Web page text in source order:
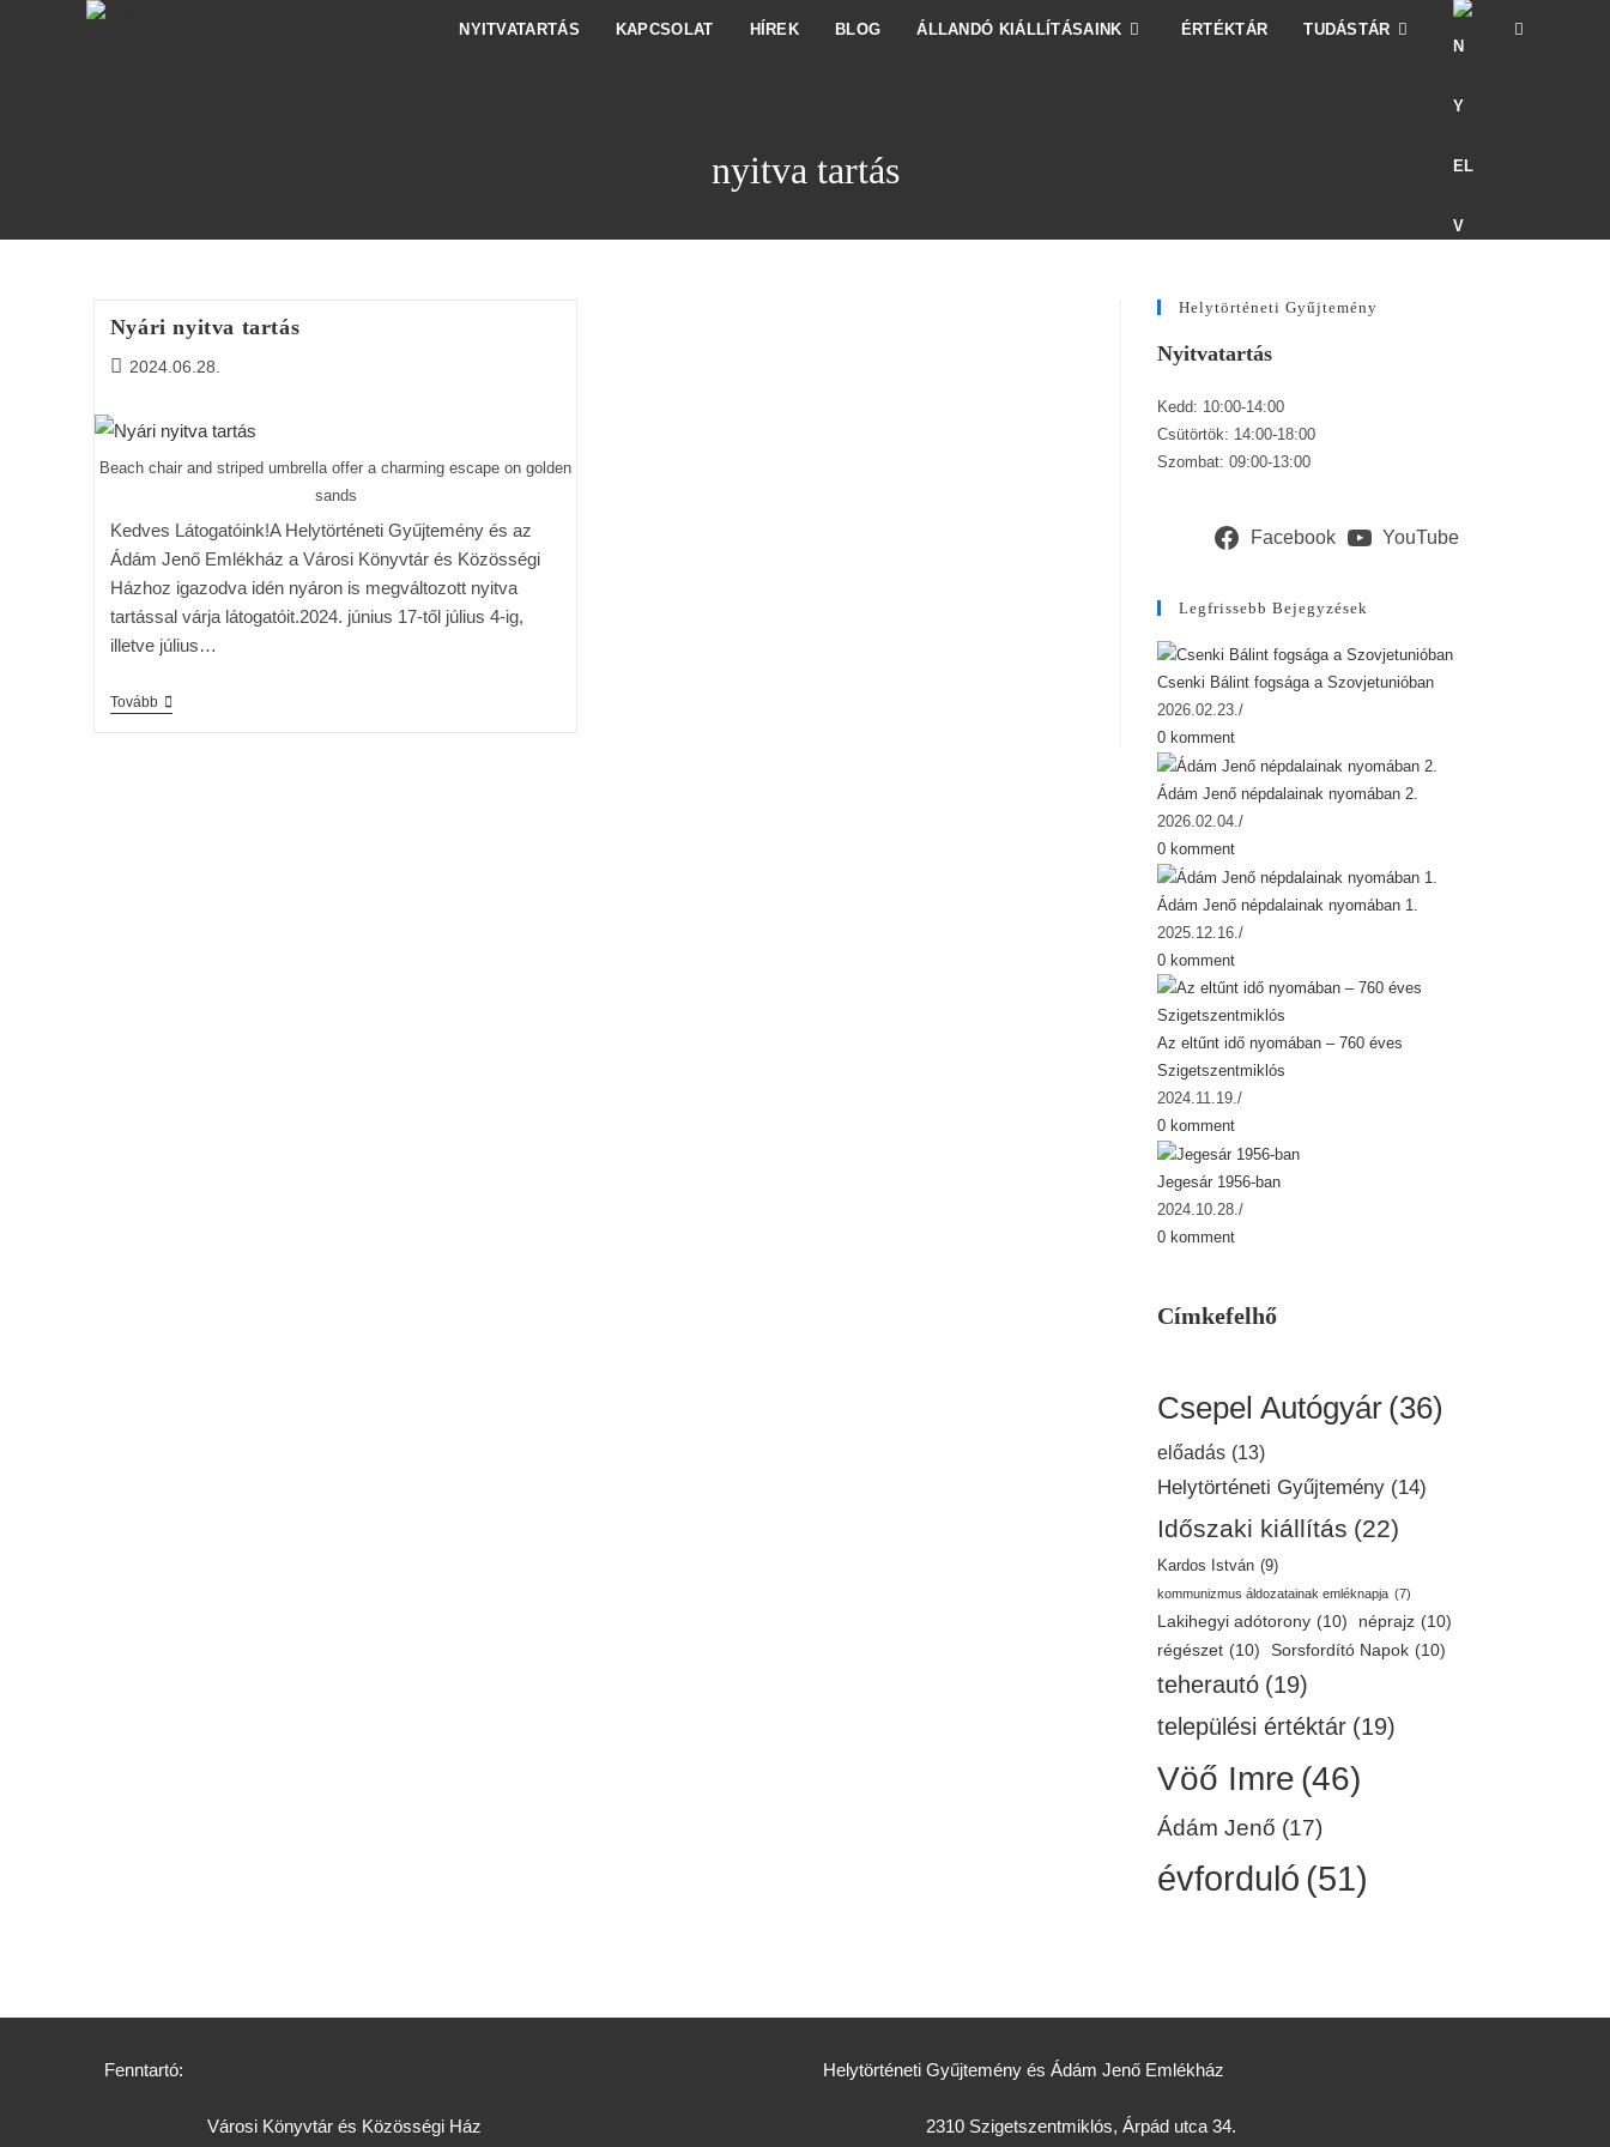
NYITVATARTÁS KAPCSOLAT HÍREK BLOG ÁLLANDÓ KIÁLLÍTÁSAINK ÉRTÉKTÁR TUDÁSTÁR
nyitva tartás
Nyári nyitva tartás
2024.06.28.
Beach chair and striped umbrella offer a charming escape on golden
sands
Kedves Látogatóink!A Helytörténeti Gyűjtemény és az
Ádám Jenő Emlékház a Városi Könyvtár és Közösségi
Házhoz igazodva idén nyáron is megváltozott nyitva
tartással várja látogatóit.2024. június 17-től július 4-ig,
illetve július…
Tovább
Helytörténeti Gyűjtemény
Nyitvatartás
Kedd: 10:00-14:00
Csütörtök: 14:00-18:00
Szombat: 09:00-13:00
Facebook YouTube
Legfrissebb Bejegyzések
Csenki Bálint fogsága a Szovjetunióban
2026.02.23./
0 komment
Ádám Jenő népdalainak nyomában 2.
2026.02.04./
0 komment
Ádám Jenő népdalainak nyomában 1.
2025.12.16./
0 komment
Az eltűnt idő nyomában – 760 éves
Szigetszentmiklós
2024.11.19./
0 komment
Jegesár 1956-ban
2024.10.28./
0 komment
Címkefelhő
Csepel Autógyár (36)
előadás (13)
Helytörténeti Gyűjtemény (14)
Időszaki kiállítás (22)
Kardos István (9)
kommunizmus áldozatainak emléknapja (7)
Lakihegyi adótorony (10) néprajz (10)
régészet (10) Sorsfordító Napok (10)
teherautó (19)
települési értéktár (19)
Vöő Imre (46)
Ádám Jenő (17)
évforduló (51)
Fenntartó:
Városi Könyvtár és Közösségi Ház
Helytörténeti Gyűjtemény és Ádám Jenő Emlékház
2310 Szigetszentmiklós, Árpád utca 34.